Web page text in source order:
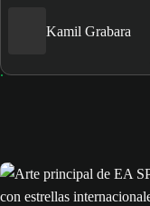
Kamil Grabara